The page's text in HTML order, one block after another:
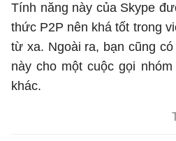
Tính năng này của Skype
thức P2P nên khá tốt trong
từ xa. Ngoài ra, bạn cũng
này cho một cuộc gọi
khác.